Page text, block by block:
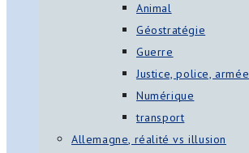
Animal
Géostratégie
Guerre
Justice, police, armée
Numérique
transport
Allemagne, réalité vs illusion